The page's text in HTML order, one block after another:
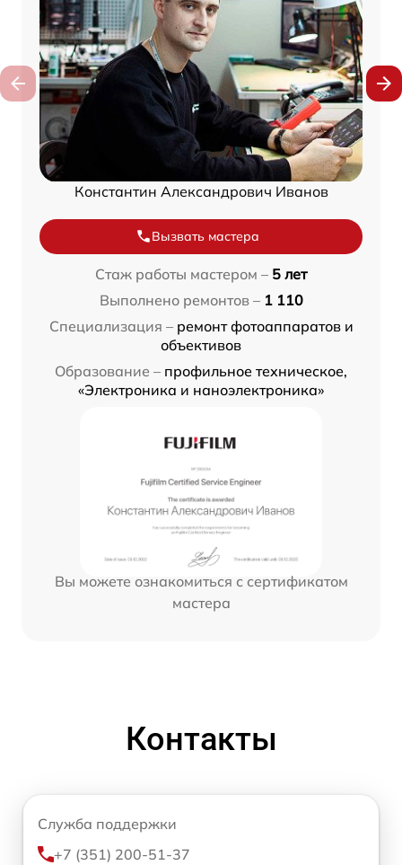
Константин Александрович Иванов
Вызвать мастера
Стаж работы мастером – 5 лет
Выполнено ремонтов – 1 110
Специализация – ремонт фотоаппаратов и
объективов
Образование – профильное техническое,
«Электроника и наноэлектроника»
Вы можете ознакомиться с сертификатом
мастера
Контакты
Служба поддержки
+7 (351) 200-51-37